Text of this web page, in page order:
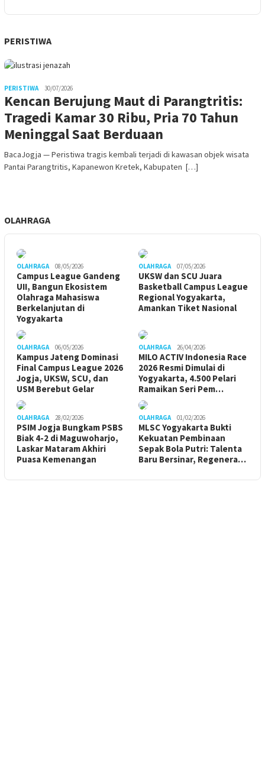
PERISTIWA
PERISTIWA 30/07/2026
Kencan Berujung Maut di Parangtritis:
Tragedi Kamar 30 Ribu, Pria 70 Tahun
Meninggal Saat Berduaan
BacaJogja — Peristiwa tragis kembali terjadi di kawasan objek wisata
Pantai Parangtritis, Kapanewon Kretek, Kabupaten […]
OLAHRAGA
OLAHRAGA 08/05/2026
Campus League Gandeng
UII, Bangun Ekosistem
Olahraga Mahasiswa
Berkelanjutan di
Yogyakarta
OLAHRAGA 07/05/2026
UKSW dan SCU Juara
Basketball Campus League
Regional Yogyakarta,
Amankan Tiket Nasional
OLAHRAGA 06/05/2026
Kampus Jateng Dominasi
Final Campus League 2026
Jogja, UKSW, SCU, dan
USM Berebut Gelar
OLAHRAGA 26/04/2026
MILO ACTIV Indonesia Race
2026 Resmi Dimulai di
Yogyakarta, 4.500 Pelari
Ramaikan Seri Pem…
OLAHRAGA 28/02/2026
PSIM Jogja Bungkam PSBS
Biak 4-2 di Maguwoharjo,
Laskar Mataram Akhiri
Puasa Kemenangan
OLAHRAGA 01/02/2026
MLSC Yogyakarta Bukti
Kekuatan Pembinaan
Sepak Bola Putri: Talenta
Baru Bersinar, Regenera…